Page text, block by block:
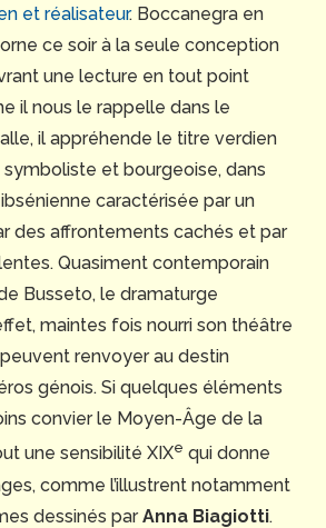
et réalisateur. Boccanegra en
ce soir à la seule conception
une lecture en tout point
il nous le rappelle dans le
il appréhende le titre verdien
et bourgeoise, dans
caractérisée par un
des affrontements cachés et par
Quasiment contemporain
Busseto, le dramaturge
maintes fois nourri son théâtre
renvoyer au destin
génois. Si quelques éléments
convier le Moyen-Âge de la
une sensibilité XIXe qui donne
comme l’illustrent notamment
dessinés parAnna Biagiotti.